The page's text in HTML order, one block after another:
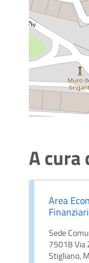
A cura
Area
Sede
75018 Via
Stigliano,